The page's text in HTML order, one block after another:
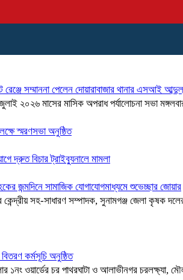
রেঞ্জে সম্মাননা পেলেন দোয়ারাবাজার থানার এসআই
২০২৬ মাসের মাসিক অপরাধ পর্যালোচনা সভা
স্মরণসভা অনুষ্ঠিত
দ্রুত বিচার ট্রাইব্যুনালে মামলা
জন্মদিনে সামাজিক যোগাযোগমাধ্যমে শুভেচ্ছার জোয়ার
কেন্দ্রীয় সহ-সাধারণ সম্পাদক, সুনামগঞ্জ জেলা
কর্মসূচি অনুষ্ঠিত
১নং ওয়ার্ডের চর পাথরঘাটা ও আলাভীনগর